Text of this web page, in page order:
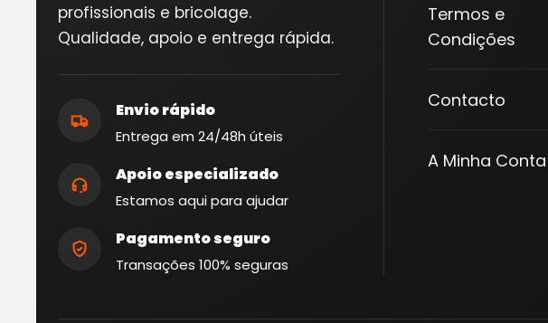
profissionais e bricolage.
Qualidade, apoio e entrega rápida.
Envio rápido
Entrega em 24/48h úteis
Apoio especializado
Estamos aqui para ajudar
Pagamento seguro
Transações 100% seguras
Termos e
Condições
Contacto
A Minha Conta